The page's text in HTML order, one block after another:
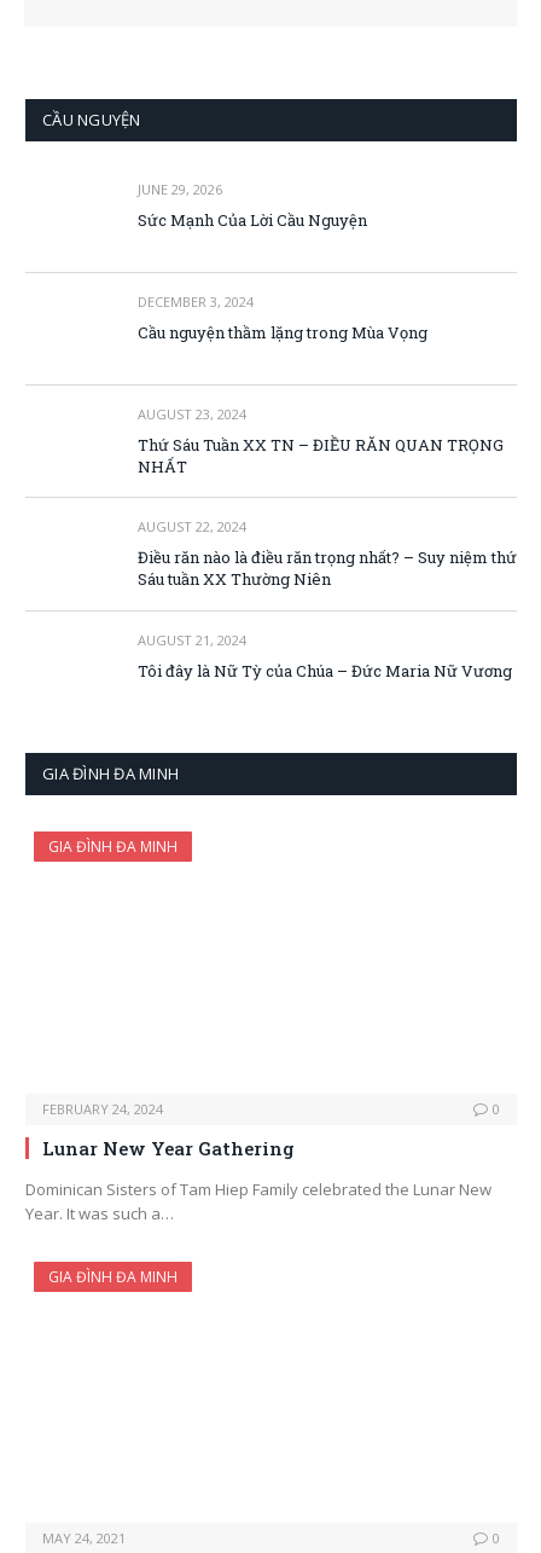
CẦU NGUYỆN
JUNE 29, 2026
Sức Mạnh Của Lời Cầu Nguyện
DECEMBER 3, 2024
Cầu nguyện thầm lặng trong Mùa Vọng
AUGUST 23, 2024
Thứ Sáu Tuần XX TN – ĐIỀU RĂN QUAN TRỌNG
NHẤT
AUGUST 22, 2024
Điều răn nào là điều răn trọng nhất? – Suy niệm thứ
Sáu tuần XX Thường Niên
AUGUST 21, 2024
Tôi đây là Nữ Tỳ của Chúa – Đức Maria Nữ Vương
GIA ĐÌNH ĐA MINH
GIA ĐÌNH ĐA MINH
FEBRUARY 24, 2024 0
Lunar New Year Gathering
Dominican Sisters of Tam Hiep Family celebrated the Lunar New
Year. It was such a…
GIA ĐÌNH ĐA MINH
MAY 24, 2021 0